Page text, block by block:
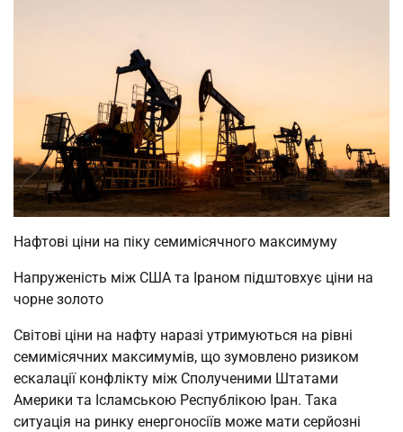
Нафтові ціни на піку семимісячного максимуму
Напруженість між США та Іраном підштовхує ціни на
чорне золото
Світові ціни на нафту наразі утримуються на рівні
семимісячних максимумів, що зумовлено ризиком
ескалації конфлікту між Сполученими Штатами
Америки та Ісламською Республікою Іран. Така
ситуація на ринку енергоносіїв може мати серйозні